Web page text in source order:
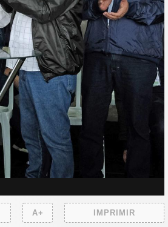
A+ IMPRIMIR